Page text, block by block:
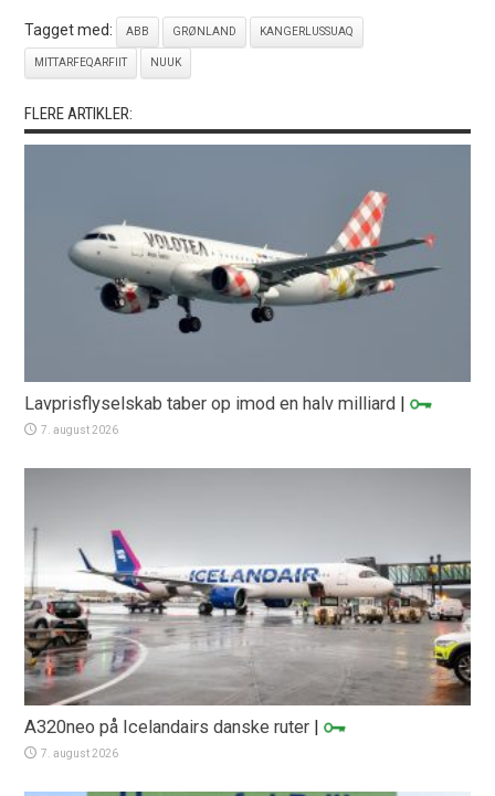
Tagget med: ABB GRØNLAND KANGERLUSSUAQ
MITTARFEQARFIIT NUUK
FLERE ARTIKLER:
Lavprisflyselskab taber op imod en halv milliard |
7. august 2026
A320neo på Icelandairs danske ruter |
7. august 2026